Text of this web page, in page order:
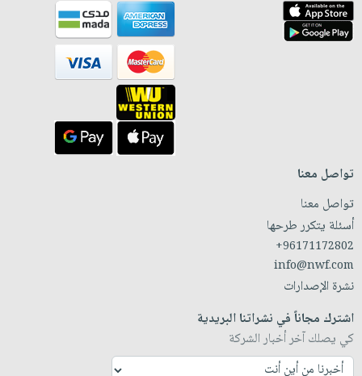
تواصل معنا
تواصل معنا
أسئلة يتكرر طرحها
+96171172802
info@nwf.com
نشرة الإصدارات
اشترك مجاناً في نشراتنا البريدية
كي يصلك آخر أخبار الشركة